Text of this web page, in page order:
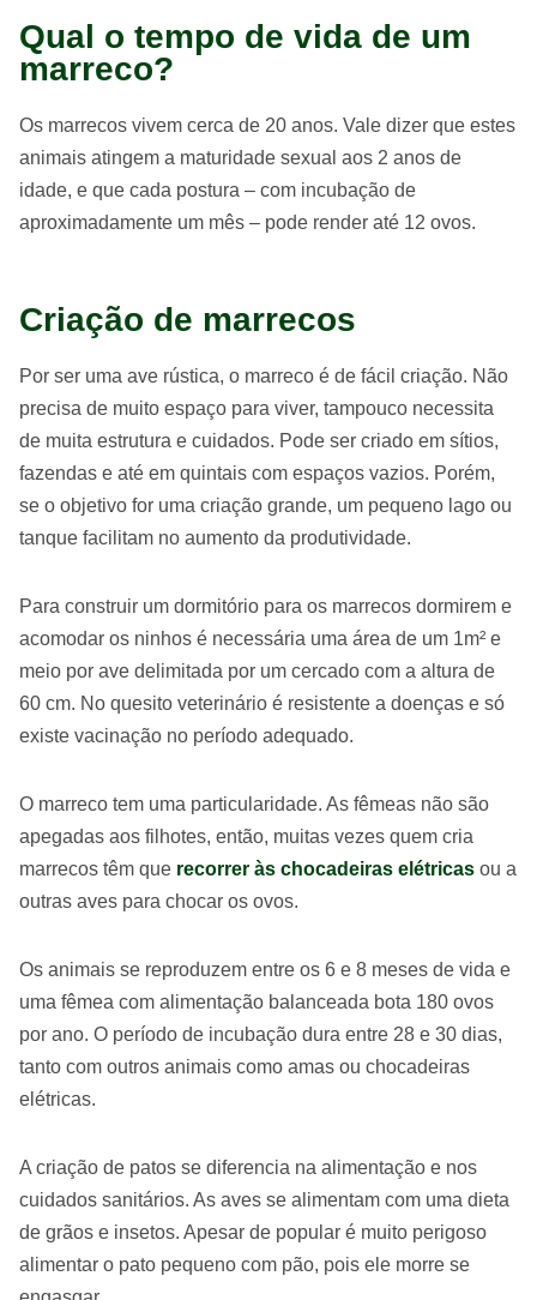
Qual o tempo de vida de um
marreco?
Os marrecos vivem cerca de 20 anos. Vale dizer que estes
animais atingem a maturidade sexual aos 2 anos de
idade, e que cada postura – com incubação de
aproximadamente um mês – pode render até 12 ovos.
Criação de marrecos
Por ser uma ave rústica, o marreco é de fácil criação. Não
precisa de muito espaço para viver, tampouco necessita
de muita estrutura e cuidados. Pode ser criado em sítios,
fazendas e até em quintais com espaços vazios. Porém,
se o objetivo for uma criação grande, um pequeno lago ou
tanque facilitam no aumento da produtividade.
Para construir um dormitório para os marrecos dormirem e
acomodar os ninhos é necessária uma área de um 1m² e
meio por ave delimitada por um cercado com a altura de
60 cm. No quesito veterinário é resistente a doenças e só
existe vacinação no período adequado.
O marreco tem uma particularidade. As fêmeas não são
apegadas aos filhotes, então, muitas vezes quem cria
marrecos têm que recorrer às chocadeiras elétricas ou a
outras aves para chocar os ovos.
Os animais se reproduzem entre os 6 e 8 meses de vida e
uma fêmea com alimentação balanceada bota 180 ovos
por ano. O período de incubação dura entre 28 e 30 dias,
tanto com outros animais como amas ou chocadeiras
elétricas.
A criação de patos se diferencia na alimentação e nos
cuidados sanitários. As aves se alimentam com uma dieta
de grãos e insetos. Apesar de popular é muito perigoso
alimentar o pato pequeno com pão, pois ele morre se